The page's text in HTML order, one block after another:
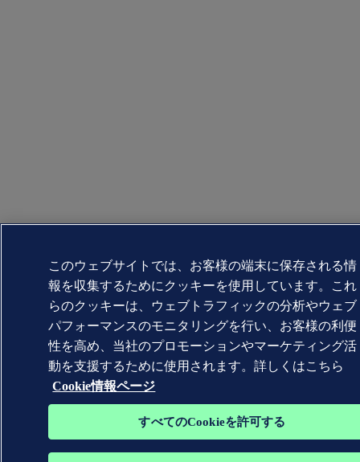
このウェブサイトでは、お客様の端末に保存される情
報を収集するためにクッキーを使用しています。これ
らのクッキーは、ウェブトラフィックの分析やウェブ
パフォーマンスのモニタリングを行い、お客様の利便
性を高め、当社のプロモーションやマーケティング活
動を支援するために使用されます。詳しくはこちら
Cookie情報ページ
すべてのCookieを許可する